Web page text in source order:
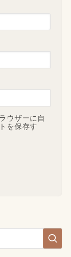
ウザーに自
を保存す